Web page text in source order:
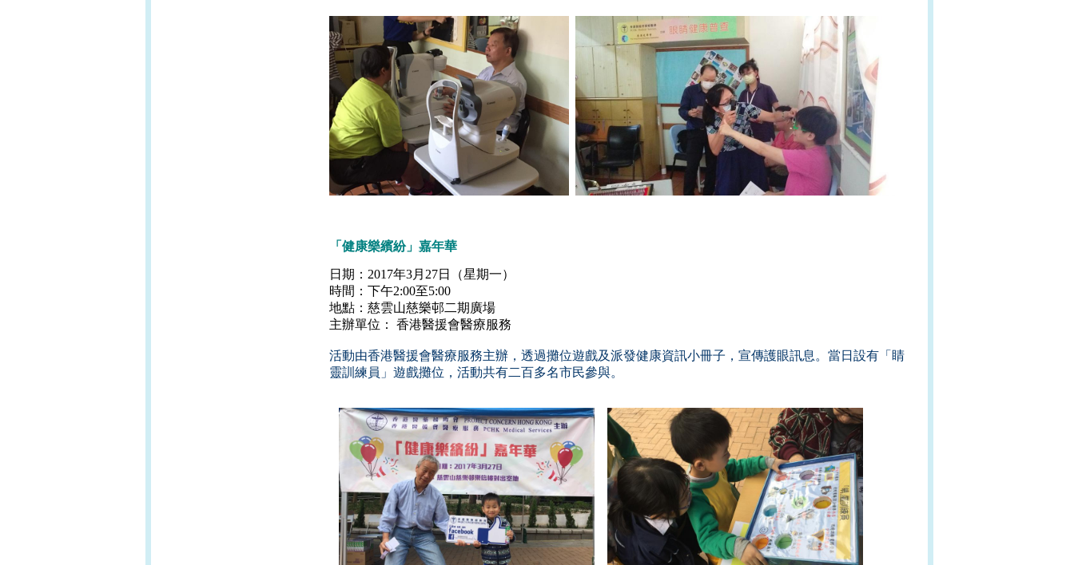
「健康樂繽紛」嘉年華
日期：2017年3月27日（星期一）
時間：下午2:00至5:00
地點：慈雲山慈樂邨二期廣場
主辦單位： 香港醫援會醫療服務
活動由香港醫援會醫療服務主辦，透過攤位遊戲及派發健康資訊小冊子，宣傳護眼訊息。當日設有「睛
靈訓練員」遊戲攤位，活動共有二百多名市民參與。